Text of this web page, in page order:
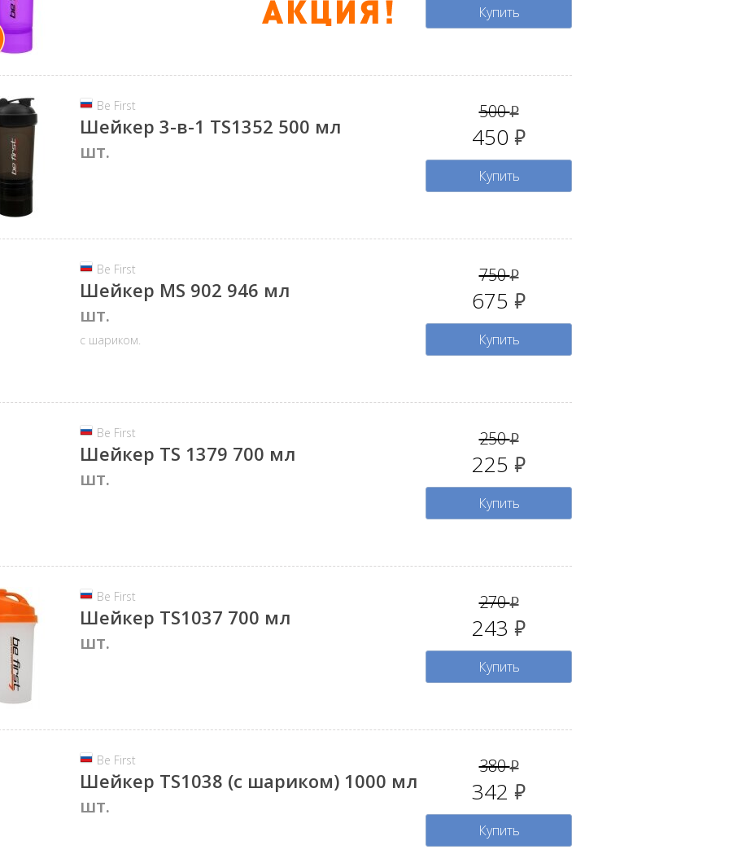
Купить
Be First
Шейкер 3-в-1 TS1352 500 мл
шт.
500руб.
450 руб.
Купить
Be First
Шейкер MS 902 946 мл
шт.
с шариком.
750руб.
675 руб.
Купить
Be First
Шейкер TS 1379 700 мл
шт.
250руб.
225 руб.
Купить
Be First
Шейкер TS1037 700 мл
шт.
270руб.
243 руб.
Купить
Be First
Шейкер TS1038 (с шариком) 1000 мл
шт.
380руб.
342 руб.
Купить